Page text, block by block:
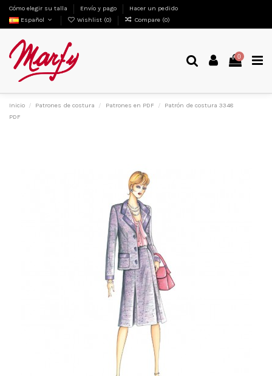
Cómo elegir su talla Envío y pago
Hacer un pedido
Español
Wishlist (0) Compare (0)
0
Inicio Patrones de costura Patrones en PDF
Patrón de costura 3348
PDF